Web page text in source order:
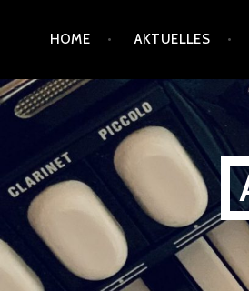
springen
HOME AKTUELLES